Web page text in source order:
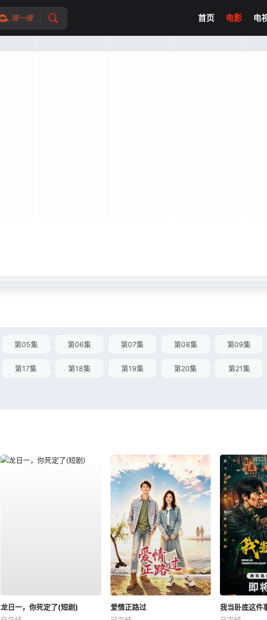
搜一搜 首页 电影 电
第05集 第06集 第07集 第08集 第09集
第17集 第18集 第19集 第20集 第21集
龙日一，你死定了(短剧)
爱情正路过
我当卧底这件